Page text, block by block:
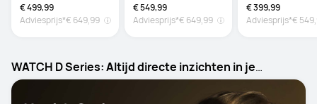
€ 499,99
Adviesprijs*€ 649,99
€ 549,99
Adviesprijs*€ 649,99
€ 399,99
Adviesprijs*€
WATCH D Series: Altijd directe inzichten in je
bloeddruk